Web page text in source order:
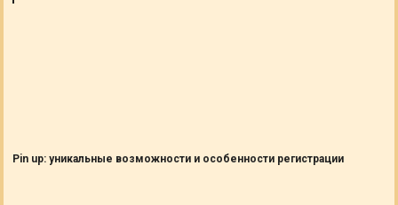
Pin up: уникальные возможности и особенности регистрации